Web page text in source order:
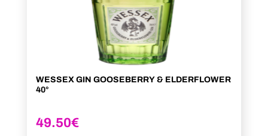
WESSEX GIN GOOSEBERRY & ELDERFLOWER
40°
49.50€